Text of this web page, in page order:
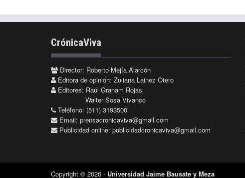
CrónicaViva
Director: Roberto Mejía Alarcón
Editora de opinión: Zuliana Lainez Otero
Editores: Raúl Graham Rojas
Walter Sosa Vivanco
Teléfono: (511) 3193500
Email: prensacronicaviva@gmail.com
Publicidad online: publicidadcronicaviva@gmail.com
Copyright © 2026 - Universidad Jaime Bausate y Meza